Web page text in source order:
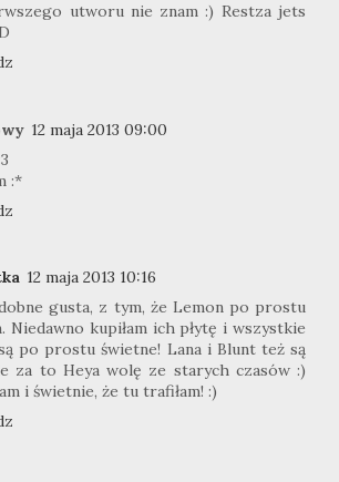
utworu nie znam :) Restza jets
12 maja 2013 09:00
:*
12 maja 2013 10:16
gusta, z tym, że Lemon po prostu
Niedawno kupiłam ich płytę i wszystkie
po prostu świetne! Lana i Blunt też są
za to Heya wolę ze starych czasów :)
i świetnie, że tu trafiłam! :)